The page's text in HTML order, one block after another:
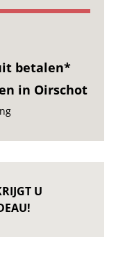
betalen*
in Oirschot
U